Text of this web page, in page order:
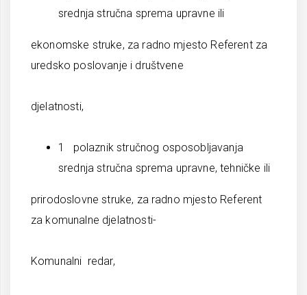
srednja stručna sprema upravne ili
ekonomske struke, za radno mjesto Referent za
uredsko poslovanje i društvene
djelatnosti,
1 polaznik stručnog osposobljavanja
srednja stručna sprema upravne, tehničke ili
prirodoslovne struke, za radno mjesto Referent
za komunalne djelatnosti-
Komunalni redar,